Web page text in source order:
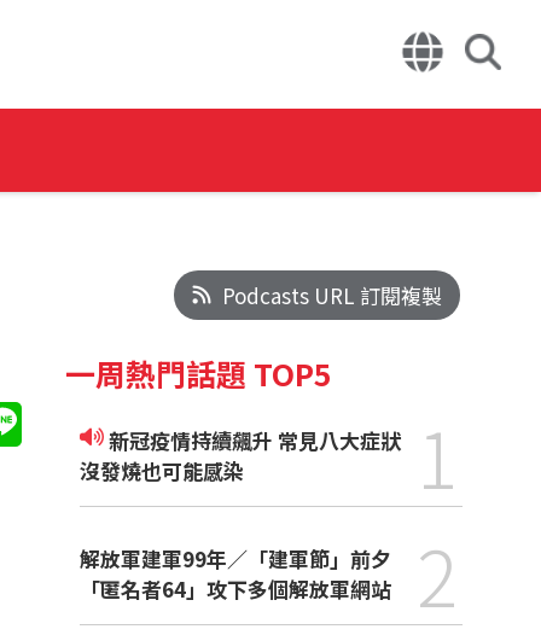
Podcasts URL 訂閱複製
一周熱門話題 TOP5
新冠疫情持續飆升 常見八大症狀
沒發燒也可能感染
1
解放軍建軍99年／「建軍節」前夕
「匿名者64」攻下多個解放軍網站
2